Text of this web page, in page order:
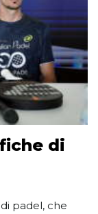
di
padel, che